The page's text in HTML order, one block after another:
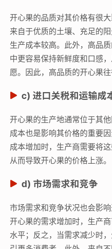
开心果的品质对其价格有很
来自于优质的土壤、充足的
生产成本较高。此外，高品
中更容易保持新鲜度和口感
愿。因此，高品质的开心果往
c) 进口关税和运输成
开心果的生产地通常位于其
成本也是影响其价格的重要
成本增加时，生产商需要将
从而导致开心果的价格上涨。
d) 市场需求和竞争
市场需求和竞争状况也会影
开心果的需求增加时，生产
水平；反之，当需求减少时